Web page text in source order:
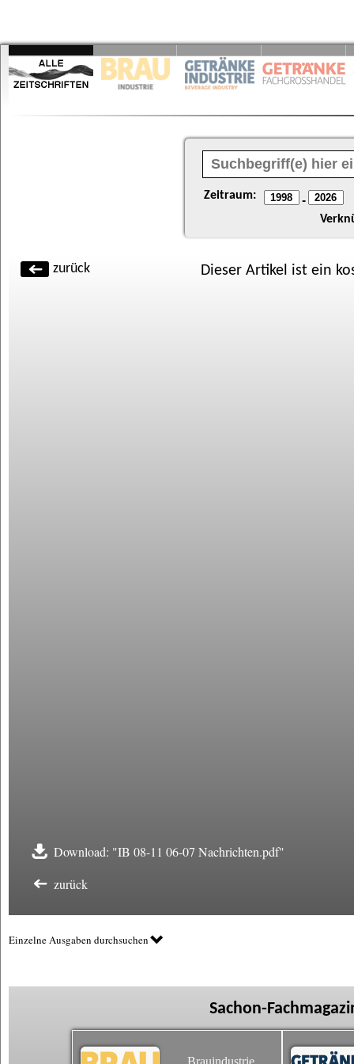
Zeitraum: -
zurück Dieser Artikel ist ein
Download: "IB 08-11 06-07 Nachrichten.pdf"
zurück
Einzelne Ausgaben durchsuchen
Sachon-
Brauindustrie